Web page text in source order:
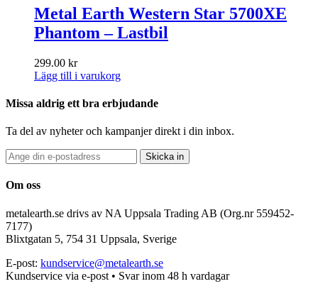
Metal Earth Western Star 5700XE
Phantom – Lastbil
299.00 kr
Lägg till i varukorg
Missa aldrig ett bra erbjudande
Ta del av nyheter och kampanjer direkt i din inbox.
Skicka in
Om oss
metalearth.se drivs av NA Uppsala Trading AB (Org.nr 559452-
7177)
Blixtgatan 5, 754 31 Uppsala, Sverige
E-post: kundservice@metalearth.se
Kundservice via e-post • Svar inom 48 h vardagar